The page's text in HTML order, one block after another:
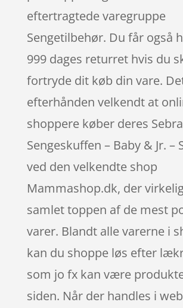
eftertragtede varegruppe
Sengetilbehør. Du får også
999 dages returret hvis du
fortryde dit køb din vare.
efterhånden velkendt at
shoppere køber deres Sebra
Sengeskuffen – Baby & Jr. –
ved den velkendte shop
Mammashop.dk, der
samlet toppen af de mest
varer. Blandt alle varerne i
kan du shoppe løs efter
som jo fx kan være
siden. Når der handles i